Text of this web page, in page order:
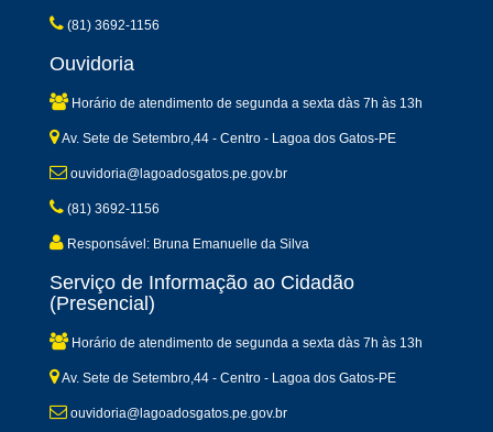
(81) 3692-1156
Ouvidoria
Horário de atendimento de segunda a sexta dàs 7h às 13h
Av. Sete de Setembro,44 - Centro - Lagoa dos Gatos-PE
ouvidoria@lagoadosgatos.pe.gov.br
(81) 3692-1156
Responsável: Bruna Emanuelle da Silva
Serviço de Informação ao Cidadão
(Presencial)
Horário de atendimento de segunda a sexta dàs 7h às 13h
Av. Sete de Setembro,44 - Centro - Lagoa dos Gatos-PE
ouvidoria@lagoadosgatos.pe.gov.br